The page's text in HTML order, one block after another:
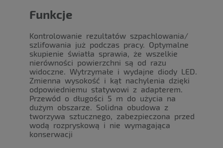
Funkcje
Kontrolowanie rezultatów szpachlowania/
szlifowania już podczas pracy. Optymalne
skupienie światła sprawia, że wszelkie
nierówności powierzchni są od razu
widoczne. Wytrzymałe i wydajne diody LED.
Zmienna wysokość i kąt nachylenia dzięki
odpowiedniemu statywowi z adapterem.
Przewód o długości 5 m do użycia na
dużym obszarze. Solidna obudowa z
tworzywa sztucznego, zabezpieczona przed
wodą rozpryskową i nie wymagająca
konserwacji